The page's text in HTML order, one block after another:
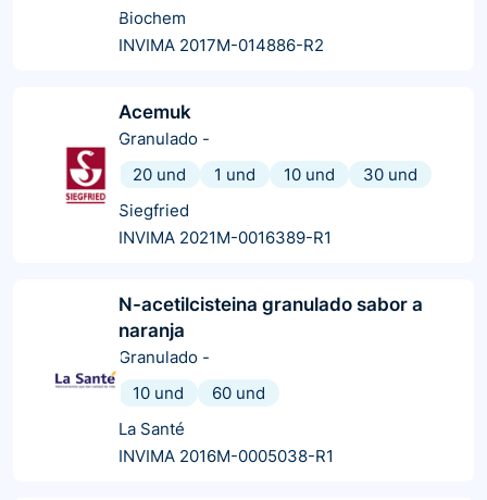
Biochem
INVIMA 2017M-014886-R2
Acemuk
Granulado -
20 und
1 und 10 und
30 und
Siegfried
INVIMA 2021M-0016389-R1
N-acetilcisteina granulado sabor a
naranja
Granulado -
10 und
60 und
La Santé
INVIMA 2016M-0005038-R1